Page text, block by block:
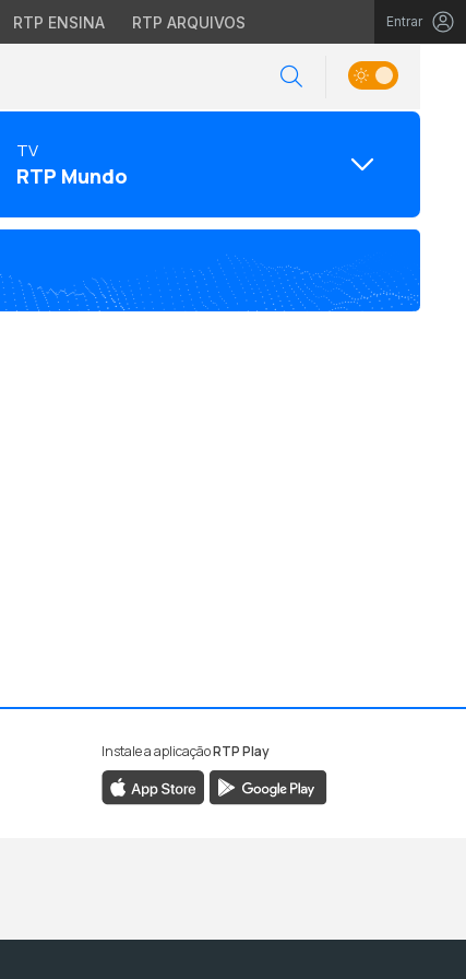
RTP ENSINA RTP ARQUIVOS Entrar
TV
RTP Mundo
Instale a aplicaçãoRTP Play